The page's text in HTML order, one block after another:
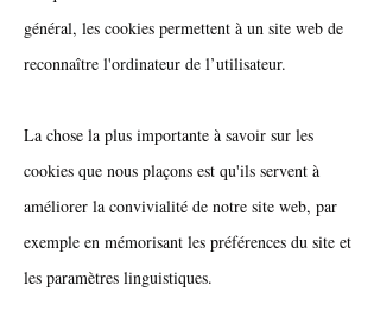
général, les cookies permettent à un site web de
reconnaître l'ordinateur de l’utilisateur.
La chose la plus importante à savoir sur les
cookies que nous plaçons est qu'ils servent à
améliorer la convivialité de notre site web, par
exemple en mémorisant les préférences du site et
les paramètres linguistiques.